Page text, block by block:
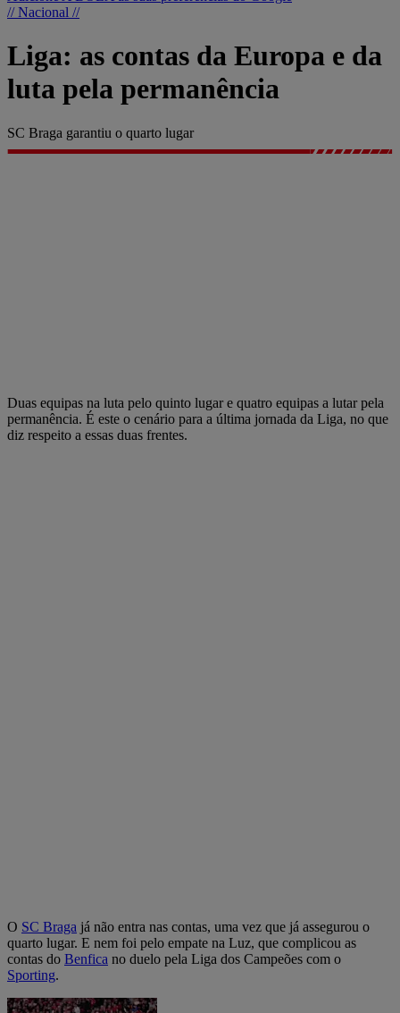
// Nacional //
Liga: as contas da Europa e da
luta pela permanência
SC Braga garantiu o quarto lugar
Duas equipas na luta pelo quinto lugar e quatro equipas a lutar pela
permanência. É este o cenário para a última jornada da Liga, no que
diz respeito a essas duas frentes.
O SC Braga já não entra nas contas, uma vez que já assegurou o
quarto lugar. E nem foi pelo empate na Luz, que complicou as
contas do Benfica no duelo pela Liga dos Campeões com o
Sporting.